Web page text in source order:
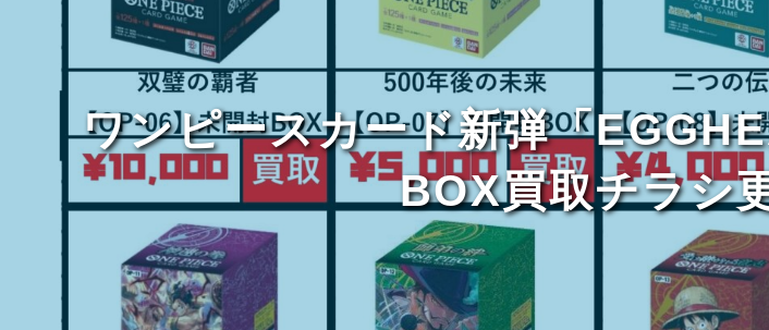
ワンピースカード新弾「
BOX買取チラシ